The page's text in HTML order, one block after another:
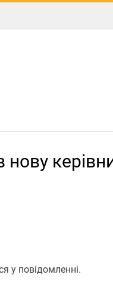
нову
у повідомленні.